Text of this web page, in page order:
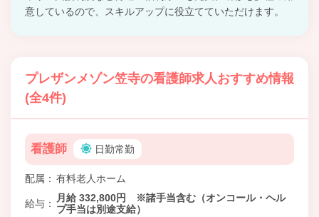
意しているので、スキルアップに役立てていただけます。
プレザンメゾン笠寺の看護師求人おすすめ情報
(全4件)
看護師 日勤常勤
配属 有料老人ホーム
給与
月給 332,800円 ※諸手当含む（オンコール・ヘル
プ手当は別途支給）